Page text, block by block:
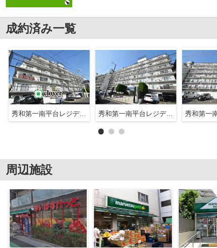
成約済み一覧
秀和第一南平台レジデンス 秀和第一南平台レジデンス
周辺施設